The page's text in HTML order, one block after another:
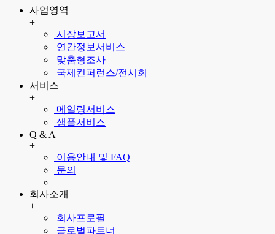
사업영역
+
시장보고서
연간정보서비스
맞춤형조사
국제컨퍼런스/전시회
서비스
+
메일링서비스
샘플서비스
Q & A
+
이용안내 및 FAQ
문의
회사소개
+
회사프로필
글로벌파트너